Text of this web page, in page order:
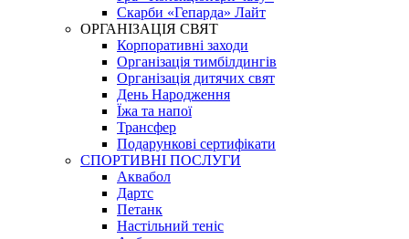
Скарби «Гепарда» Лайт
ОРГАНІЗАЦІЯ СВЯТ
Корпоративні заходи
Організація тимбілдингів
Організація дитячих свят
День Народження
Їжа та напої
Трансфер
Подарункові сертифікати
СПОРТИВНІ ПОСЛУГИ
Аквабол
Дартс
Петанк
Настільний теніс